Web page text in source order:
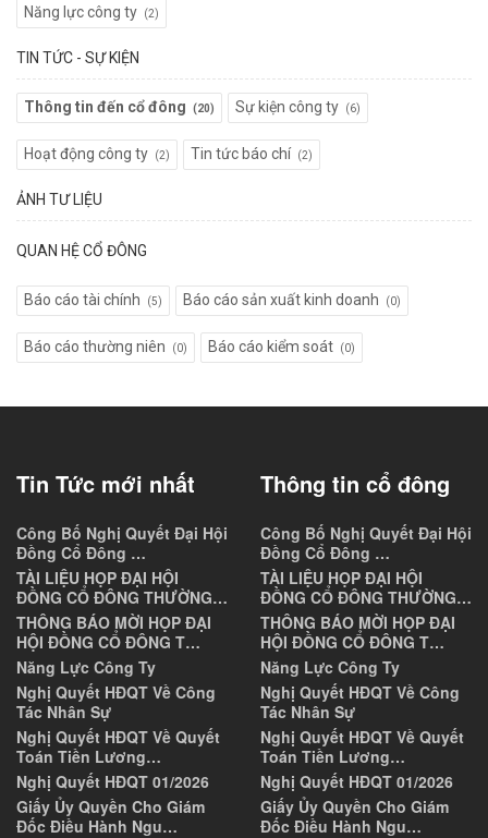
Năng lực công ty (2)
TIN TỨC - SỰ KIỆN
Thông tin đến cổ đông (20) Sự kiện công ty (6)
Hoạt động công ty (2) Tin tức báo chí (2)
ẢNH TƯ LIỆU
QUAN HỆ CỔ ĐÔNG
Báo cáo tài chính (5) Báo cáo sản xuất kinh doanh (0)
Báo cáo thường niên (0) Báo cáo kiểm soát (0)
Tin Tức mới nhất
Công Bố Nghị Quyết Đại Hội
Đồng Cổ Đông …
TÀI LIỆU HỌP ĐẠI HỘI
ĐỒNG CỔ ĐÔNG THƯỜNG…
THÔNG BÁO MỜI HỌP ĐẠI
HỘI ĐỒNG CỔ ĐÔNG T…
Năng Lực Công Ty
Nghị Quyết HĐQT Về Công
Tác Nhân Sự
Nghị Quyết HĐQT Về Quyết
Toán Tiền Lương…
Nghị Quyết HĐQT 01/2026
Giấy Ủy Quyền Cho Giám
Đốc Điều Hành Ngu…
Thông tin cổ đông
Công Bố Nghị Quyết Đại Hội
Đồng Cổ Đông …
TÀI LIỆU HỌP ĐẠI HỘI
ĐỒNG CỔ ĐÔNG THƯỜNG…
THÔNG BÁO MỜI HỌP ĐẠI
HỘI ĐỒNG CỔ ĐÔNG T…
Năng Lực Công Ty
Nghị Quyết HĐQT Về Công
Tác Nhân Sự
Nghị Quyết HĐQT Về Quyết
Toán Tiền Lương…
Nghị Quyết HĐQT 01/2026
Giấy Ủy Quyền Cho Giám
Đốc Điều Hành Ngu…